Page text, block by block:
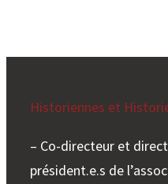
Historiennes et
– Co-directeur et
président.e.s de